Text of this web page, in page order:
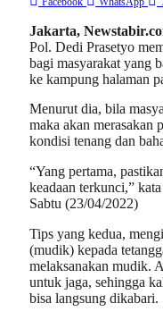
Jakarta,
Pol. Dedi Prasetyo
bagi masyarakat yang
ke kampung halaman
Menurut dia, bila
maka akan merasakan
kondisi tenang dan
“Yang pertama,
keadaan terkunci,”
Sabtu (23/04/2022)
Tips yang kedua,
(mudik) kepada
melaksanakan mudik.
untuk jaga, sehingga
bisa langsung dikabari.